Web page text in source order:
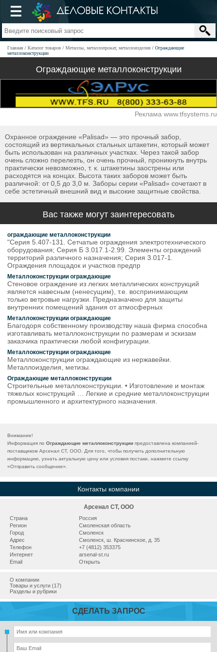
Главная Каталог товаров Металлы, металлопрокат, металлоизделия
Ограждающие
металлоконструкции
Ограждающие металлоконструкции
Реклама www.tfsystems.ru
Охранное ограждение «Palisad» — это прочный забор,
состоящий из вертикальных стальных штакетин, который может
быть использован на различных участках. Через такой забор
очень сложно перелезть, он очень прочный, проникнуть внутрь
практически невозможно, т. к. штакетины заострены или
расходятся на концах. Высота таких заборов может быть
различной: от 0,5 до 3,0 м. Заборы серии «Palisad» сочетают в
себе эстетичный внешний вид и высокие защитные свойства.
Вас также могут заинтересовать
ограждающие металлоконструкции
"Серия 5.407-131. Сетчатые ограждения электротехнического
оборудования; Серия Б 3.017.1-2.99. Элементы ограждений
территорий различного назначения; Серия 3.017-1.
Ограждения площадок и участков предпр
Металлоконструкции ограждающие
Стеновое ограждение из легких металлических конструкций
является навесным (ненесущим), т.е. воспринимающим
только ветровые нагрузки. Предназначено для защиты
внутренних помещений здания от атмосферных
Металлоконструкции ограждающие
Благодоря собственному производству наша фирма способна
изготавливать металлоконструкции по размерам и эскизам
заказчика практически любой конфигурации.
Металлоконструкции ограждающие
Металлоконструкции ограждающие из нержавейки.
Металлоизделия, метизы.
Ограждающие металлоконструкции
Строительные металлоконструкции. • Изготовление и монтаж
тяжелых конструкций … Легкие и средние металлоконструкции
промышленного и архитектурного назначения.
Внимание!
Информация по Ограждающие металлоконструкции предоставлена компанией-
поставщиком Арсенал СТ, ООО. Для того, чтобы получить дополнительную
информацию, узнать актуальную цену или условия постаки, нажмите ссылку
«Отправить сообщение».
Контакты компании
Арсенал СТ, ООО
Страна
Россия
Регион
Смоленская область
Город
Смоленск
Адрес
Смоленск, ш. Краснинское, д. 35
Телефон
+7 (4812) 353375
Интернет
arsenal-st.ru
Email
Открыть
О компании
Товары и услуги (17)
Разделы и рубрики
СДЕЛАТЬ ЗАПРОС